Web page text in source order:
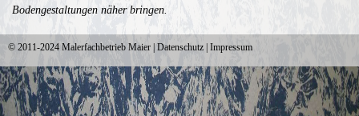
Bodengestaltungen näher bringen.
© 2011-2024 Malerfachbetrieb Maier Datenschutz Impressum